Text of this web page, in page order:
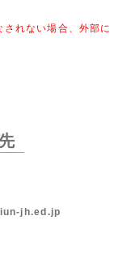
れない場合、外部に
jh.ed.jp